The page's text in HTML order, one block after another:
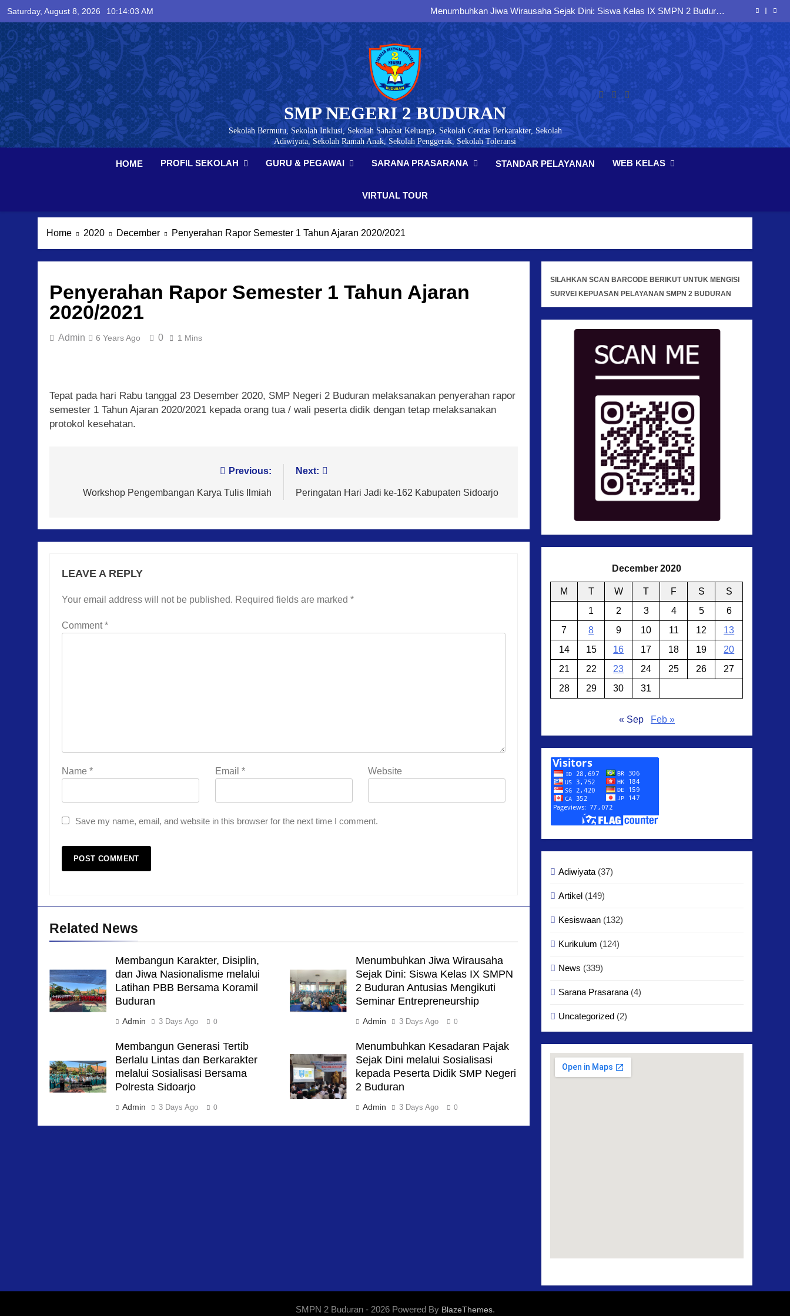
Skip
to
content
Saturday, August 8, 2026 10:14:04 AM
Bersama Koramil Buduran
Menumbuhkan Jiwa Wirausaha Sejak Dini: Siswa Kelas IX SMPN 2 Buduran
Antusias Mengikuti Seminar Entrepreneurship
Membangun Generasi Tertib Berlalu Lintas dan Berkarakter melalui Sosialisasi
Bersama Polresta Sidoarjo
Menumbuhkan Kesadaran Pajak Sejak Dini melalui Sosialisasi kepada Peserta
Didik SMP Negeri 2 Buduran
Membangun Karakter, Disiplin, dan Jiwa Nasionalisme melalui Latihan PBB
Bersama Koramil Buduran
Menumbuhkan Jiwa Wirausaha Sejak Dini: Siswa Kelas IX SMPN 2 Buduran
Antusias Mengikuti Seminar Entrepreneurship
Membangun Generasi Tertib Berlalu Lintas dan Berkarakter melalui Sosialisasi
Bersama Polresta Sidoarjo
Menumbuhkan Kesadaran Pajak Sejak Dini melalui Sosialisasi kepada Peserta
Didik SMP Negeri 2 Buduran
SMP NEGERI 2 BUDURAN
Sekolah Bermutu, Sekolah Inklusi, Sekolah Sahabat Keluarga, Sekolah Cerdas Berkarakter, Sekolah
Adiwiyata, Sekolah Ramah Anak, Sekolah Penggerak, Sekolah Toleransi
HOME PROFIL SEKOLAH GURU & PEGAWAI SARANA PRASARANA STANDAR PELAYANAN WEB KELAS
VIRTUAL TOUR
Home 2020 December Penyerahan Rapor Semester 1 Tahun Ajaran 2020/2021
Penyerahan Rapor Semester 1 Tahun Ajaran
2020/2021
Admin 6 Years Ago 0 1 Mins
Tepat pada hari Rabu tanggal 23 Desember 2020, SMP Negeri 2 Buduran melaksanakan penyerahan rapor
semester 1 Tahun Ajaran 2020/2021 kepada orang tua / wali peserta didik dengan tetap melaksanakan
protokol kesehatan.
navigation
Previous:
Workshop Pengembangan Karya Tulis Ilmiah
Next:
Peringatan Hari Jadi ke-162 Kabupaten Sidoarjo
LEAVE A REPLY
Your email address will not be published. Required fields are marked *
Comment*
Name * Email * Website
Save my name, email, and website in this browser for the next time I comment.
Related News
Membangun Karakter, Disiplin,
dan Jiwa Nasionalisme melalui
Latihan PBB Bersama Koramil
Buduran
Admin 3 Days Ago 0
Menumbuhkan Jiwa Wirausaha
Sejak Dini: Siswa Kelas IX SMPN
2 Buduran Antusias Mengikuti
Seminar Entrepreneurship
Admin 3 Days Ago 0
Membangun Generasi Tertib
Berlalu Lintas dan Berkarakter
melalui Sosialisasi Bersama
Polresta Sidoarjo
Admin 3 Days Ago 0
Menumbuhkan Kesadaran Pajak
Sejak Dini melalui Sosialisasi
kepada Peserta Didik SMP Negeri
2 Buduran
Admin 3 Days Ago 0
SILAHKAN SCAN BARCODE BERIKUT UNTUK MENGISI
SURVEI KEPUASAN PELAYANAN SMPN 2 BUDURAN
December 2020
M T W T F S
S
1
2 3 4 5
6
7
8 9 10 11 12
13
14
15 16 17 18 19
20
21
22 23 24 25 26
27
28
29 30 31
« Sep Feb »
Adiwiyata (37)
Artikel (149)
Kesiswaan (132)
Kurikulum (124)
News (339)
Sarana Prasarana (4)
Uncategorized (2)
SMPN 2 Buduran - 2026 Powered By BlazeThemes.